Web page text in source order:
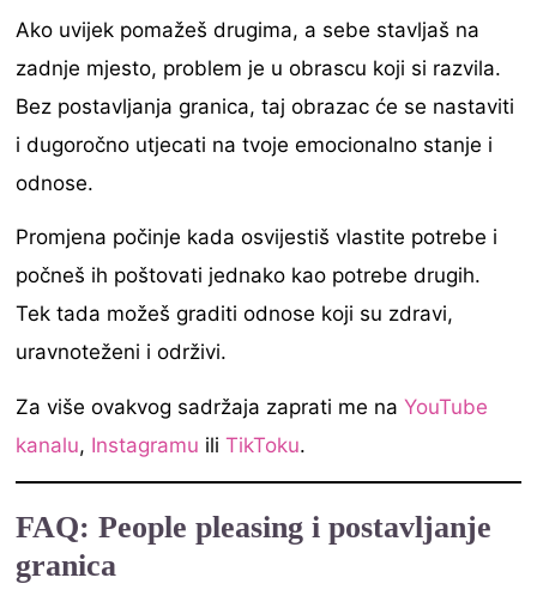
Ako uvijek pomažeš drugima, a sebe stavljaš na
zadnje mjesto, problem je u obrascu koji si razvila.
Bez postavljanja granica, taj obrazac će se nastaviti
i dugoročno utjecati na tvoje emocionalno stanje i
odnose.
Promjena počinje kada osvijestiš vlastite potrebe i
počneš ih poštovati jednako kao potrebe drugih.
Tek tada možeš graditi odnose koji su zdravi,
uravnoteženi i održivi.
Za više ovakvog sadržaja zaprati me naYouTube
kanalu, Instagramu iliTikToku.
FAQ: People pleasing i postavljanje
granica